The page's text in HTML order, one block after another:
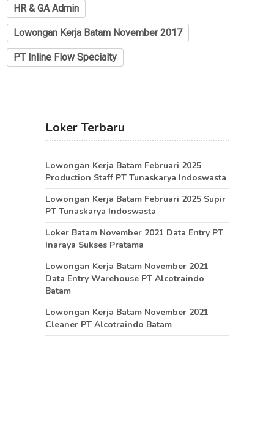
HR & GA Admin
Lowongan Kerja Batam November 2017
PT Inline Flow Specialty
Loker Terbaru
Lowongan Kerja Batam Februari 2025
Production Staff PT Tunaskarya Indoswasta
Lowongan Kerja Batam Februari 2025 Supir
PT Tunaskarya Indoswasta
Loker Batam November 2021 Data Entry PT
Inaraya Sukses Pratama
Lowongan Kerja Batam November 2021
Data Entry Warehouse PT Alcotraindo
Batam
Lowongan Kerja Batam November 2021
Cleaner PT Alcotraindo Batam